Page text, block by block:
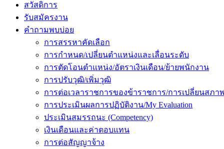
สวัสดิการ
รับสมัครงาน
คำถามพบบ่อย
การสรรหาคัดเลือก
การกำหนด/เปลี่ยนตำแหน่งและเลื่อนระดับ
การตัดโอนตำแหน่ง/อัตราเงินเดือน/ย้ายพนักงาน
การปรับวุฒิ/เพิ่มวุฒิ
การต่อเวลาราชการของข้าราชการ/การเปลี่ยนสภ
การประเมินผลการปฏิบัติงาน/My Evaluation
ประเมินสมรรถนะ (Competency)
เงินเดือนและค่าตอบแทน
การต่อสัญญาจ้าง